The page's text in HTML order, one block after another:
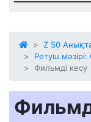
Z 50
Ретуш
Фильмді кесу